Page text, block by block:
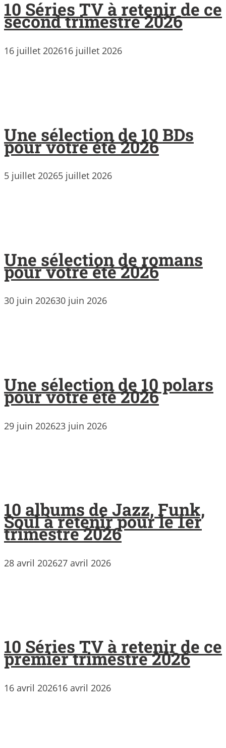
10 Séries TV à retenir de ce
second trimestre 2026
16 juillet 202616 juillet 2026
Une sélection de 10 BDs
pour votre été 2026
5 juillet 20265 juillet 2026
Une sélection de romans
pour votre été 2026
30 juin 202630 juin 2026
Une sélection de 10 polars
pour votre été 2026
29 juin 202623 juin 2026
10 albums de Jazz, Funk,
Soul à retenir pour le 1er
trimestre 2026
28 avril 202627 avril 2026
10 Séries TV à retenir de ce
premier trimestre 2026
16 avril 202616 avril 2026